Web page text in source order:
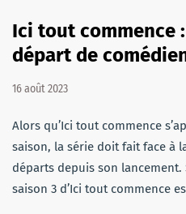
Ici tout commence
départ de
16 août 2023
Alors qu’Ici tout commence
saison, la série doit fait face à
départs depuis son
saison 3 d’Ici tout commence